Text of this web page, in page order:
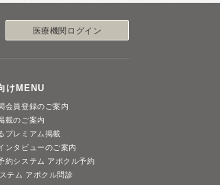
医療機関ログイン
けMENU
会員登録のご案内
載のご案内
プレミアム掲載
ンタビューのご案内
約システム アポクル予約
テム アポクル問診